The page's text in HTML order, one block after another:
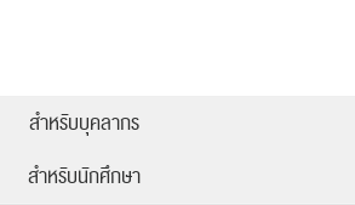
สำหรับบุคลากร
สำหรับนักศึกษา